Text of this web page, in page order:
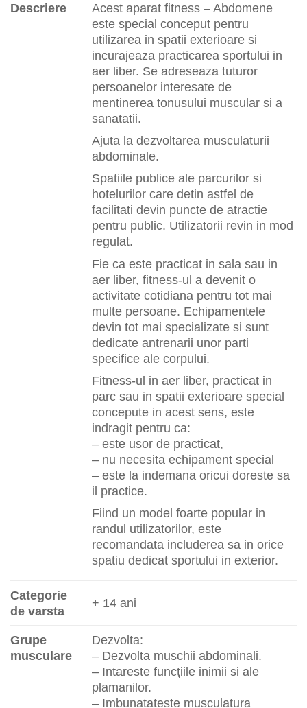
Descriere
Acest aparat fitness – Abdomene
este special conceput pentru
utilizarea in spatii exterioare si
incurajeaza practicarea sportului in
aer liber. Se adreseaza tuturor
persoanelor interesate de
mentinerea tonusului muscular si a
sanatatii.
Ajuta la dezvoltarea musculaturii
abdominale.
Spatiile publice ale parcurilor si
hotelurilor care detin astfel de
facilitati devin puncte de atractie
pentru public. Utilizatorii revin in mod
regulat.
Fie ca este practicat in sala sau in
aer liber, fitness-ul a devenit o
activitate cotidiana pentru tot mai
multe persoane. Echipamentele
devin tot mai specializate si sunt
dedicate antrenarii unor parti
specifice ale corpului.
Fitness-ul in aer liber, practicat in
parc sau in spatii exterioare special
concepute in acest sens, este
indragit pentru ca:
– este usor de practicat,
– nu necesita echipament special
– este la indemana oricui doreste sa
il practice.
Fiind un model foarte popular in
randul utilizatorilor, este
recomandata includerea sa in orice
spatiu dedicat sportului in exterior.
Categorie
de varsta
+ 14 ani
Grupe
musculare
Dezvolta:
– Dezvolta muschii abdominali.
– Intareste funcțiile inimii si ale
plamanilor.
– Imbunatateste musculatura